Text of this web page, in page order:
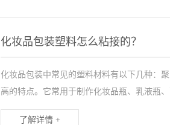
化妆品包装塑料怎么粘接的？
化妆品包装中常见的塑料材料有以下几种：
高的特点。它常用于制作化妆品瓶、乳液瓶
了解详情 +